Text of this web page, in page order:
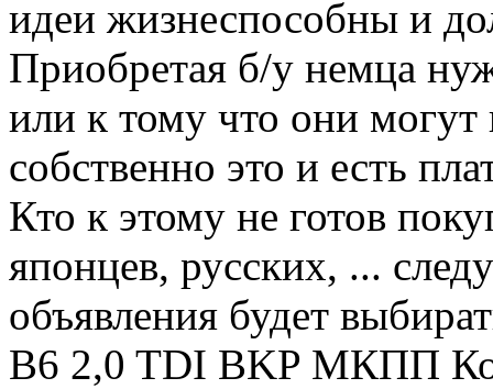
идеи жизнеспособны и
Приобретая б/у немца
или к тому что они
собственно это и есть
Кто к этому не готов
японцев, русских, ...
объявления будет
B6 2,0 TDI BKP МКПП